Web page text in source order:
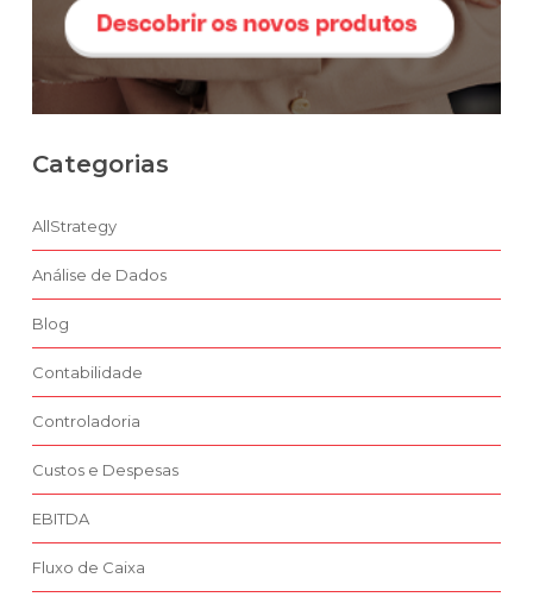
Categorias
AllStrategy
Análise de Dados
Blog
Contabilidade
Controladoria
Custos e Despesas
EBITDA
Fluxo de Caixa